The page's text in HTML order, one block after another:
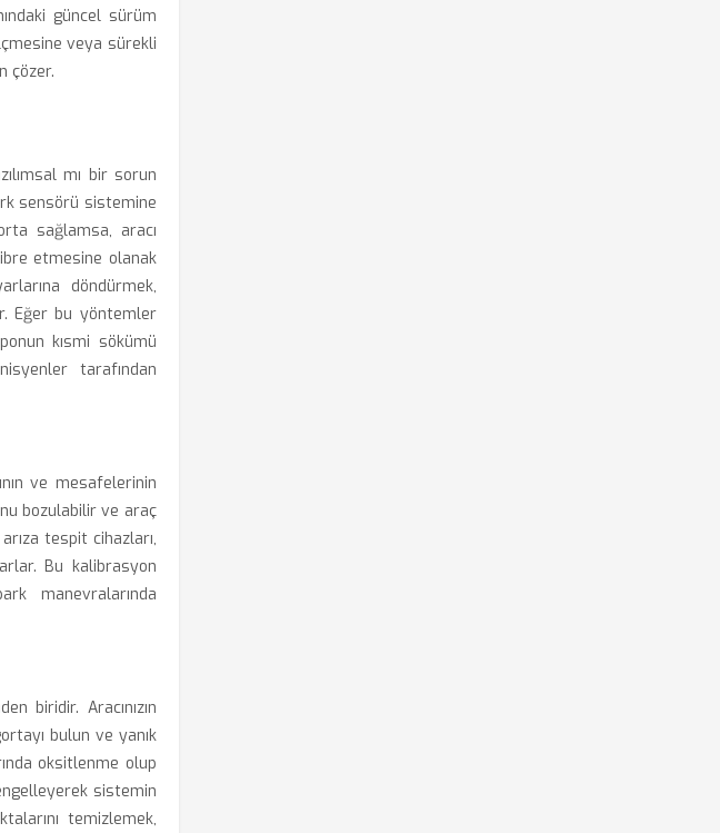
güncel sürüm
veya sürekli
çözer.
mı bir sorun
sensörü sistemine
sağlamsa, aracı
etmesine olanak
döndürmek,
Eğer bu yöntemler
kısmi sökümü
tarafından
ve mesafelerinin
bozulabilir ve araç
tespit cihazları,
Bu kalibrasyon
manevralarında
biridir. Aracınızın
bulun ve yanık
oksitlenme olup
sistemin
temizlemek,